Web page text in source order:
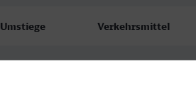
Umstiege Verkehrsmittel